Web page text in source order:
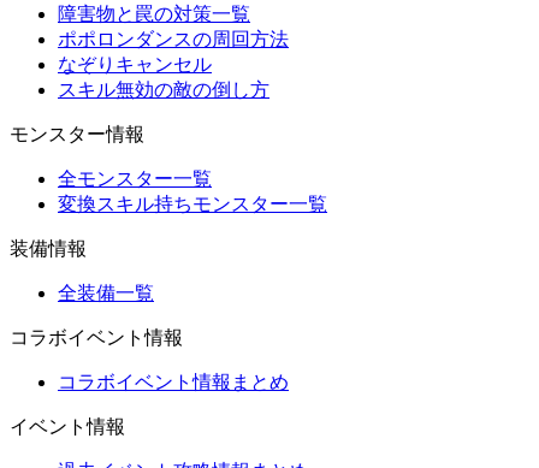
障害物と罠の対策一覧
ポポロンダンスの周回方法
なぞりキャンセル
スキル無効の敵の倒し方
モンスター情報
全モンスター一覧
変換スキル持ちモンスター一覧
装備情報
全装備一覧
コラボイベント情報
コラボイベント情報まとめ
イベント情報